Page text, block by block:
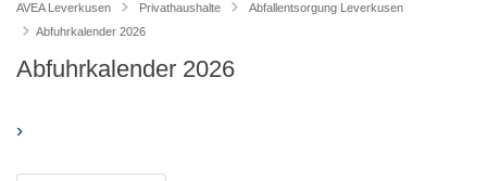
AVEA Leverkusen Privathaushalte
Abfallentsorgung Leverkusen
Abfuhrkalender 2026
Abfuhrkalender 2026
›